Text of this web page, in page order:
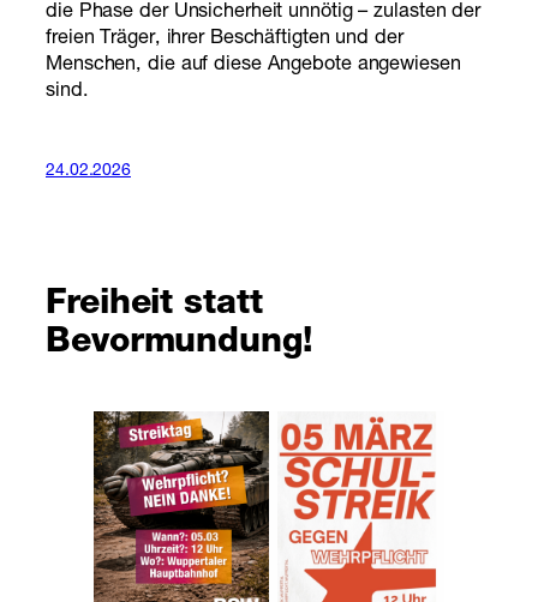
die Phase der Unsicherheit unnötig – zulasten der
freien Träger, ihrer Beschäftigten und der
Menschen, die auf diese Angebote angewiesen
sind.
24.02.2026
Freiheit statt
Bevormundung!